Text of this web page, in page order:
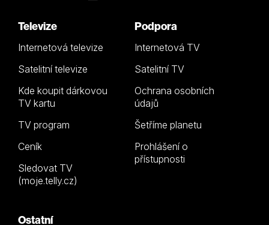
Televize
Internetová televize
Satelitní televize
Kde koupit dárkovou
TV kartu
TV program
Ceník
Sledovat TV
(moje.telly.cz)
Podpora
Internetová TV
Satelitní TV
Ochrana osobních
údajů
Šetříme planetu
Prohlášení o
přístupnosti
Ostatní